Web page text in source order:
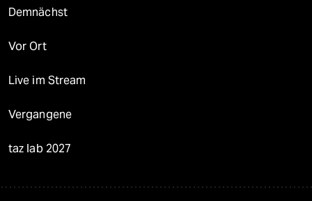
Demnächst
Vor Ort
Live im Stream
Vergangene
taz lab 2027